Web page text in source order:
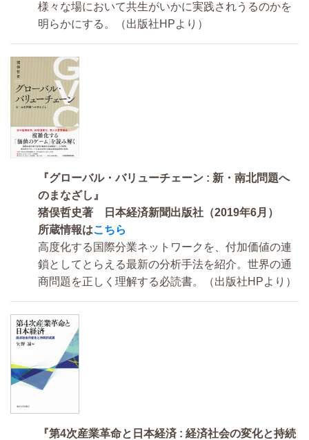
様々な場において共生がいかに実践されうるのかを
明らかにする。（出版社HPより）
『グローバル・バリューチェーン : 新・南北問題へ
のまなざし』
猪俣哲史著 日本経済新聞出版社（2019年6月）
所蔵情報はこちら
高度化する国際分業ネットワークを、付加価値の連
鎖としてとらえる最新の分析手法を紹介。世界の通
商問題を正しく理解する必読書。（出版社HPより）
『第4次産業革命と日本経済 : 経済社会の変化と持続